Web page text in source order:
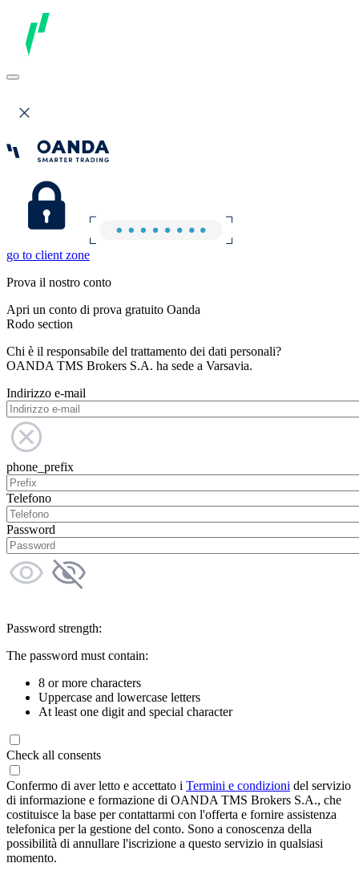
go to client zone
Prova il nostro conto
Apri un conto di prova gratuito Oanda
Rodo section
Chi è il responsabile del trattamento dei dati personali?
OANDA TMS Brokers S.A. ha sede a Varsavia.
Indirizzo e-mail
phone_prefix
Telefono
Password
Password strength:
The password must contain:
8 or more characters
Uppercase and lowercase letters
At least one digit and special character
Check all consents
Confermo di aver letto e accettato i Termini e condizioni del servizio
di informazione e formazione di OANDA TMS Brokers S.A., che
costituisce la base per contattarmi con l'offerta e fornire assistenza
telefonica per la gestione del conto. Sono a conoscenza della
possibilità di annullare l'iscrizione a questo servizio in qualsiasi
momento.